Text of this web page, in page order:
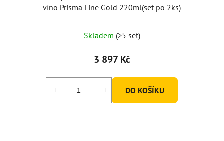
víno Prisma Line Gold 220ml(set po 2ks)
Skladem (>5 set)
3 897 Kč
DO KOŠÍKU